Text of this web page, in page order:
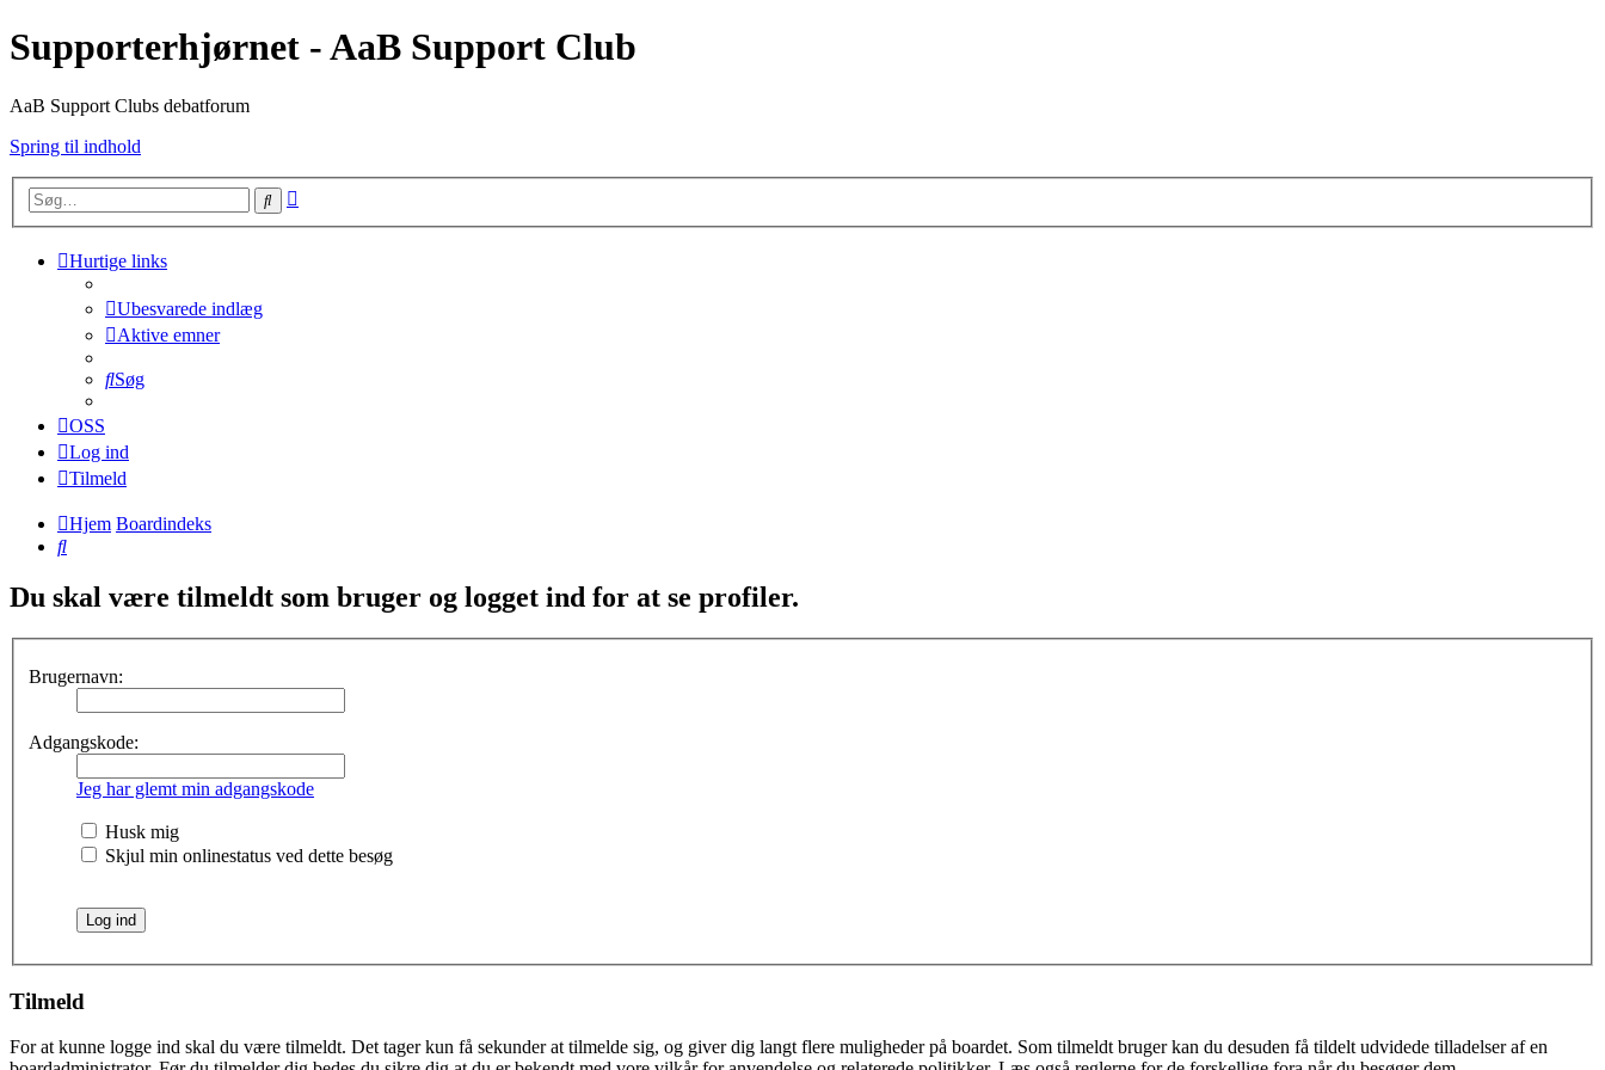
Supporterhjørnet - AaB Support Club
AaB Support Clubs debatforum
Spring til indhold
Søg
Hurtige links
Ubesvarede indlæg
Aktive emner
Søg
OSS
Log ind
Tilmeld
Hjem Boardindeks
Søg
Du skal være tilmeldt som bruger og logget ind for at se profiler.
Brugernavn:
Adgangskode:
Jeg har glemt min adgangskode
Husk mig
Skjul min onlinestatus ved dette besøg
Tilmeld
For at kunne logge ind skal du være tilmeldt. Det tager kun få sekunder at tilmelde sig, og giver dig langt flere muligheder på boardet. Som tilmeldt bruger kan du desuden få tildelt udvidede tilladelser af en